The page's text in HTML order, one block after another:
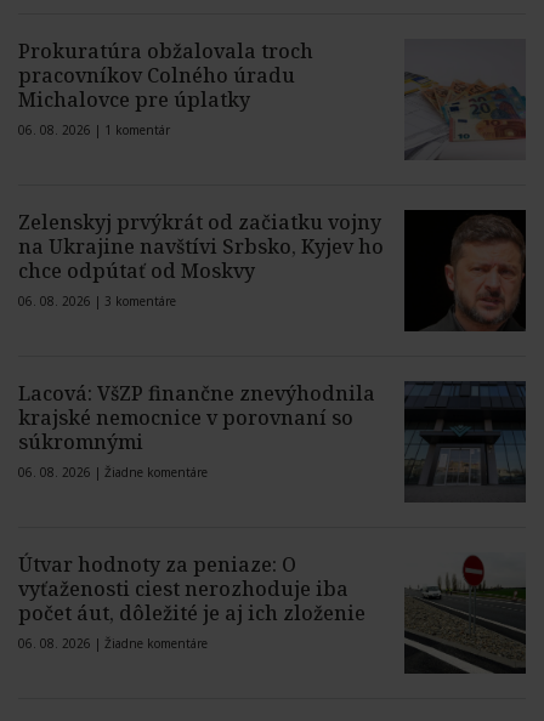
Prokuratúra obžalovala troch
pracovníkov Colného úradu
Michalovce pre úplatky
06. 08. 2026 | 1 komentár
Zelenskyj prvýkrát od začiatku vojny
na Ukrajine navštívi Srbsko, Kyjev ho
chce odpútať od Moskvy
06. 08. 2026 | 3 komentáre
Lacová: VšZP finančne znevýhodnila
krajské nemocnice v porovnaní so
súkromnými
06. 08. 2026 | Žiadne komentáre
Útvar hodnoty za peniaze: O
vyťaženosti ciest nerozhoduje iba
počet áut, dôležité je aj ich zloženie
06. 08. 2026 | Žiadne komentáre